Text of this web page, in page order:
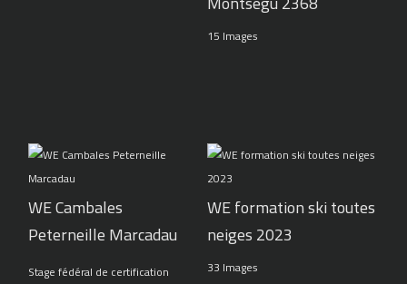
15 Images
WE Cambales
Peterneille Marcadau
Stage fédéral de certification
WE formation ski toutes
neiges 2023
33 Images